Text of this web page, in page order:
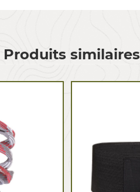
Produits similaires